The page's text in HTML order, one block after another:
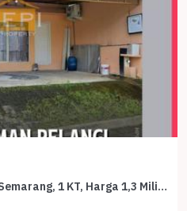
Rumah Idaman di BSB City, Semarang, 1 KT, Harga 1,3 Miliar